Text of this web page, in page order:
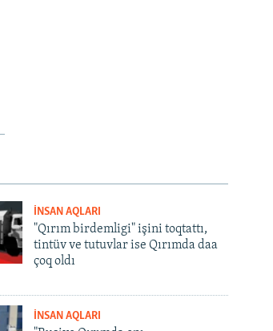
İNSAN AQLARI
"Qırım birdemligi" işini toqtattı,
tintüv ve tutuvlar ise Qırımda daa
çoq oldı
İNSAN AQLARI